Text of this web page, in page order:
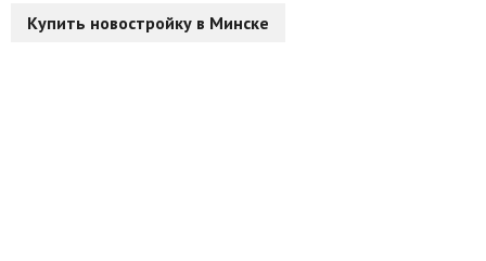
Купить новостройку в Минске